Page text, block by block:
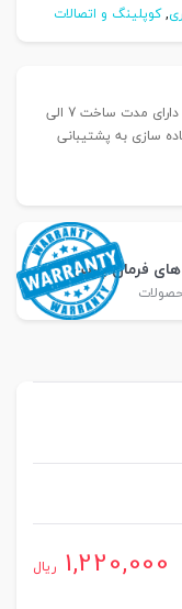
,کوپلینگ و اتصالات
محصولاتی که در حالت پیش خرید هستند دارای مدت ساخت 7 الی
سازی به پشتیبانی
فرمان پارس
1,220,000 ریال